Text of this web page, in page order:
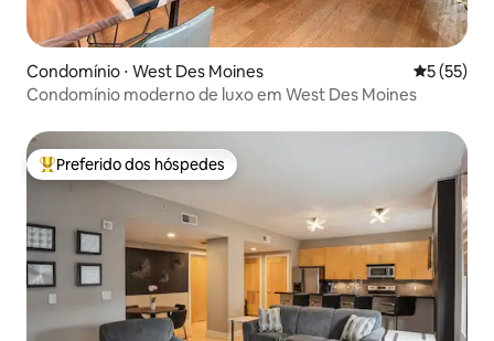
Condomínio ⋅ West Des Moines 5 de uma
5 (55)
Condomínio moderno de luxo em West Des Moines
Entre os melhores preferidos dos hóspedes
Preferido dos hóspedes